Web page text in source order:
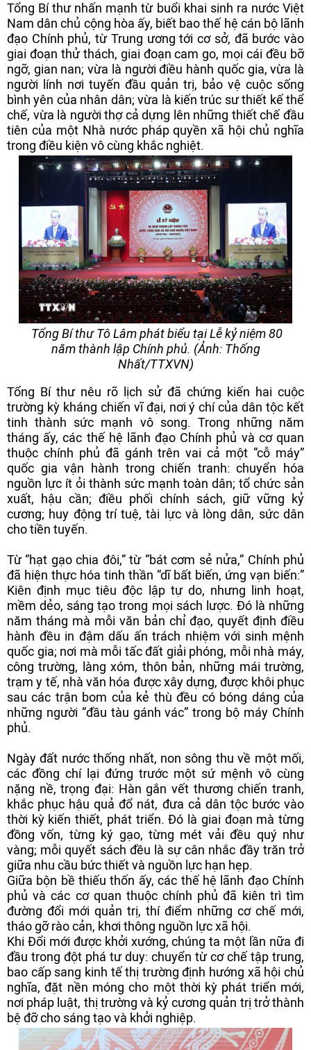
Tổng Bí thư nhấn mạnh từ buổi khai sinh ra nước Việt
Nam dân chủ cộng hòa ấy, biết bao thế hệ cán bộ lãnh
đạo Chính phủ, từ Trung ương tới cơ sở, đã bước vào
giai đoạn thử thách, giai đoạn cam go, mọi cái đều bỡ
ngỡ, gian nan; vừa là người điều hành quốc gia, vừa là
người lính nơi tuyến đầu quản trị, bảo vệ cuộc sống
bình yên của nhân dân; vừa là kiến trúc sư thiết kế thể
chế, vừa là người thợ cả dựng lên những thiết chế đầu
tiên của một Nhà nước pháp quyền xã hội chủ nghĩa
trong điều kiện vô cùng khắc nghiệt.
Tổng Bí thư Tô Lâm phát biểu tại Lễ kỷ niệm 80
năm thành lập Chính phủ. (Ảnh: Thống
Nhất/TTXVN)
Tổng Bí thư nêu rõ lịch sử đã chứng kiến hai cuộc
trường kỳ kháng chiến vĩ đại, nơi ý chí của dân tộc kết
tinh thành sức mạnh vô song. Trong những năm
tháng ấy, các thế hệ lãnh đạo Chính phủ và cơ quan
thuộc chính phủ đã gánh trên vai cả một “cỗ máy”
quốc gia vận hành trong chiến tranh: chuyển hóa
nguồn lực ít ỏi thành sức mạnh toàn dân; tổ chức sản
xuất, hậu cần; điều phối chính sách, giữ vững kỷ
cương; huy động trí tuệ, tài lực và lòng dân, sức dân
cho tiền tuyến.
Từ “hạt gạo chia đôi,” từ “bát cơm sẻ nửa,” Chính phủ
đã hiện thực hóa tinh thần “dĩ bất biến, ứng vạn biến:”
Kiên định mục tiêu độc lập tự do, nhưng linh hoạt,
mềm dẻo, sáng tạo trong mọi sách lược. Đó là những
năm tháng mà mỗi văn bản chỉ đạo, quyết định điều
hành đều in đậm dấu ấn trách nhiệm với sinh mệnh
quốc gia; nơi mà mỗi tấc đất giải phóng, mỗi nhà máy,
công trường, làng xóm, thôn bản, những mái trường,
trạm y tế, nhà văn hóa được xây dựng, được khôi phục
sau các trận bom của kẻ thù đều có bóng dáng của
những người “đầu tàu gánh vác” trong bộ máy Chính
phủ.
Ngày đất nước thống nhất, non sông thu về một mối,
các đồng chí lại đứng trước một sứ mệnh vô cùng
nặng nề, trọng đại: Hàn gắn vết thương chiến tranh,
khắc phục hậu quả đổ nát, đưa cả dân tộc bước vào
thời kỳ kiến thiết, phát triển. Đó là giai đoạn mà từng
đồng vốn, từng ký gạo, từng mét vải đều quý như
vàng; mỗi quyết sách đều là sự cân nhắc đầy trăn trở
giữa nhu cầu bức thiết và nguồn lực hạn hẹp.
Giữa bộn bề thiếu thốn ấy, các thế hệ lãnh đạo Chính
phủ và các cơ quan thuộc chính phủ đã kiên trì tìm
đường đổi mới quản trị, thí điểm những cơ chế mới,
tháo gỡ rào cản, khơi thông nguồn lực xã hội.
Khi Đổi mới được khởi xướng, chúng ta một lần nữa đi
đầu trong đột phá tư duy: chuyển từ cơ chế tập trung,
bao cấp sang kinh tế thị trường định hướng xã hội chủ
nghĩa, đặt nền móng cho một thời kỳ phát triển mới,
nơi pháp luật, thị trường và kỷ cương quản trị trở thành
bệ đỡ cho sáng tạo và khởi nghiệp.